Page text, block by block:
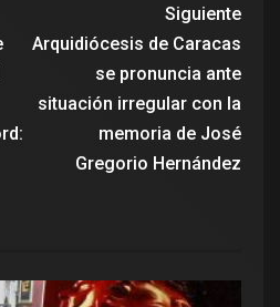
Siguiente
Arquidiócesis de Caracas
se pronuncia ante
situación irregular con la
memoria de José
Gregorio Hernández